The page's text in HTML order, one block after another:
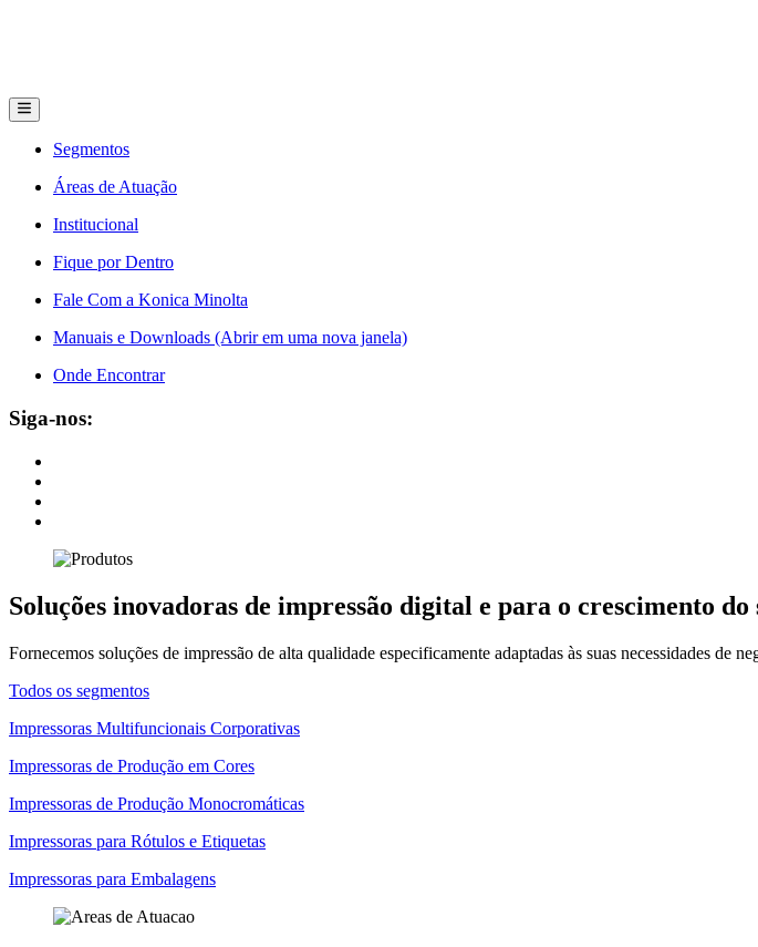
Segmentos
Áreas de Atuação
Institucional
Fique por Dentro
Fale Com a Konica Minolta
Manuais e Downloads (Abrir em uma nova janela)
Onde Encontrar
Siga-nos:
Soluções inovadoras de impressão digital e para o crescimento do
Fornecemos soluções de impressão de alta qualidade especificamente adaptadas às suas necessidades de
Todos os segmentos
Impressoras Multifuncionais Corporativas
Impressoras de Produção em Cores
Impressoras de Produção Monocromáticas
Impressoras para Rótulos e Etiquetas
Impressoras para Embalagens